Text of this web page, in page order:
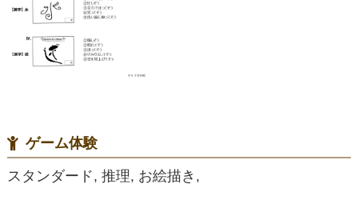
ゲーム体験
スタンダード, 推理, お絵描き,